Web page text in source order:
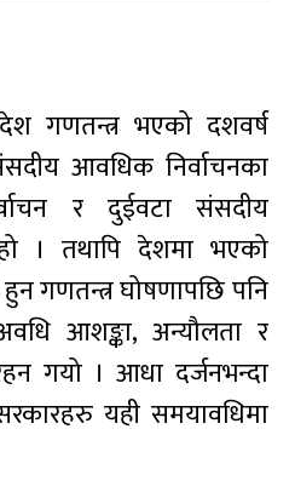
गणतन्त्र भएको दशवर्ष
आवधिक निर्वाचनका
र दुईवटा संसदीय
। तथापि देशमा भएको
गणतन्त्र घोषणापछि पनि
आशङ्का, अन्यौलता र
गयो । आधा दर्जनभन्दा
यही समयावधिमा